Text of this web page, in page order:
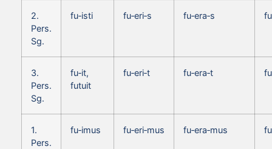
2.
Pers.
Sg.
fu‑isti fu‑eri‑s fu‑era‑s
3.
Pers.
Sg.
fu‑it,
futuit
fu‑eri‑t fu‑era‑t
1.
Pers.
fu‑imus fu‑eri‑mus fu‑era‑mus